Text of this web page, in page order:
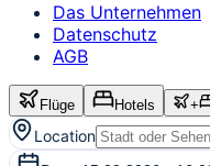
Das Unternehmen
Datenschutz
AGB
Flüge Hotels +
Location